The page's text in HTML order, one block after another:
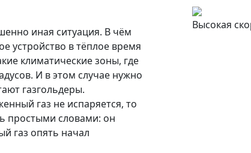
иная ситуация. В чём
устройство в тёплое время
климатические зоны, где
И в этом случае нужно
газгольдеры.
газ не испаряется, то
простыми словами: он
газ опять начал
Высокая